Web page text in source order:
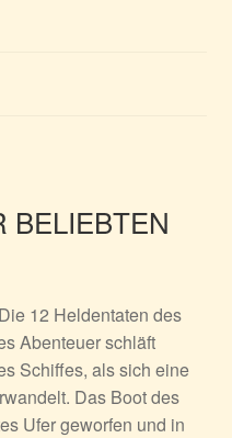
BELIEBTEN
Die 12 Heldentaten des
Abenteuerschläft
Schiffes, als sich eine
Das Boot des
Ufer geworfen und in